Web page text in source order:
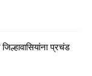
प्रचंड